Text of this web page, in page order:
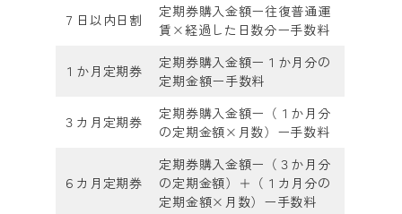
７日以内日割
定期券購入金額ー往復普通運
賃×経過した日数分ー手数料
１か月定期券
定期券購入金額ー１か月分の
定期金額ー手数料
３カ月定期券
定期券購入金額ー（１か月分
の定期金額×月数）ー手数料
６カ月定期券
定期券購入金額ー（３か月分
の定期金額）＋（１カ月分の
定期金額×月数）ー手数料